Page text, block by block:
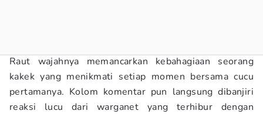
Raut wajahnya memancarkan kebahagiaan seorang
kakek yang menikmati setiap momen bersama cucu
pertamanya. Kolom komentar pun langsung dibanjiri
reaksi lucu dari warganet yang terhibur dengan